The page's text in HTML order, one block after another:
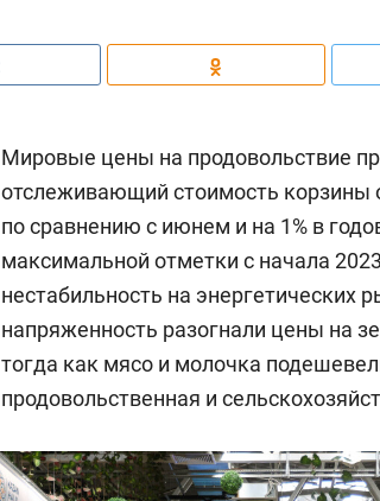
Мировые цены на продовольствие
отслеживающий стоимость корзины
по сравнению с июнем и на 1% в
максимальной отметки с начала
нестабильность на энергетических
напряженность разогнали цены на
тогда как мясо и молочка
продовольственная и